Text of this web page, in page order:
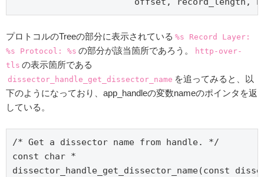
プロトコルのTreeの部分に表示されている %s Record Layer:
%s Protocol: %s の部分が該当箇所であろう。
http-over-
tls の表示箇所である
dissector_handle_get_dissector_name を追ってみると、以
下のようになっており、app_handleの変数nameのポインタを返
している。
/* Get a dissector name from handle. */
const char *
dissector_handle_get_dissector_name(const